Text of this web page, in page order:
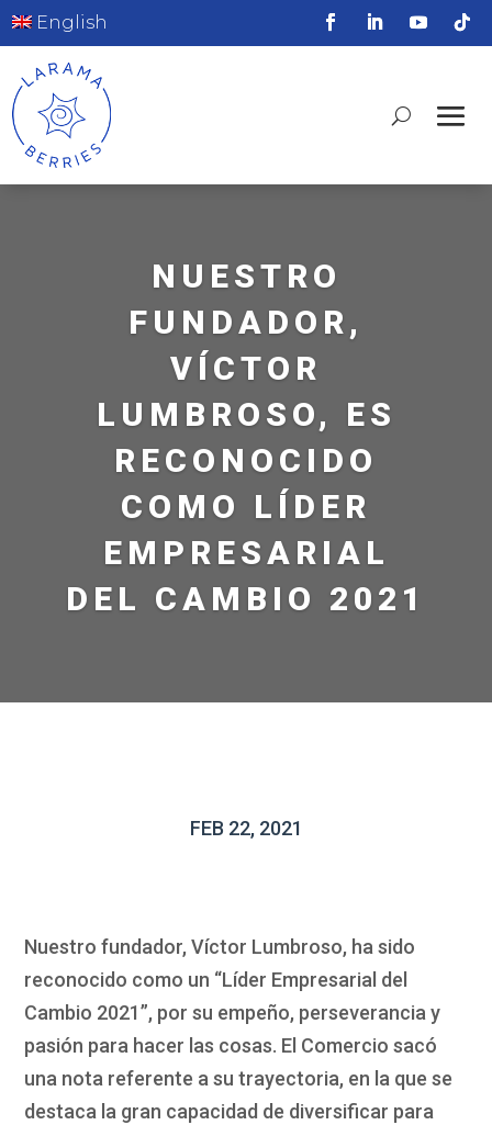
English
NUESTRO
FUNDADOR,
VÍCTOR
LUMBROSO, ES
RECONOCIDO
COMO LÍDER
EMPRESARIAL
DEL CAMBIO 2021
FEB 22, 2021
Nuestro fundador, Víctor Lumbroso, ha sido
reconocido como un “Líder Empresarial del
Cambio 2021”, por su empeño, perseverancia y
pasión para hacer las cosas. El Comercio sacó
una nota referente a su trayectoria, en la que se
destaca la gran capacidad de diversificar para